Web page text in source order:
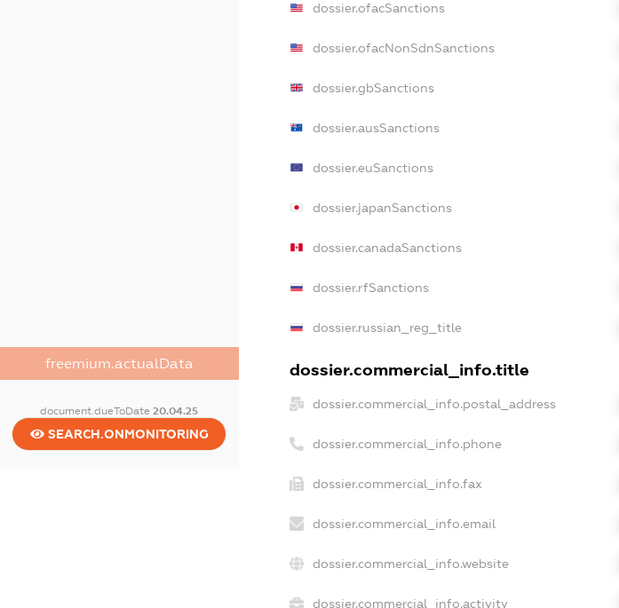
freemium.actualData
document.dueToDate20.04.25
SEARCH.ONMONITORING
dossier.ofacSanctions
dossier.ofacNonSdnSanctions
dossier.gbSanctions
dossier.ausSanctions
dossier.euSanctions
dossier.japanSanctions
dossier.canadaSanctions
dossier.rfSanctions
dossier.russian_reg_title
dossier.commercial_info.title
dossier.commercial_info.postal_address
dossier.commercial_info.phone
dossier.commercial_info.fax
dossier.commercial_info.email
dossier.commercial_info.website
dossier.commercial_info.activity